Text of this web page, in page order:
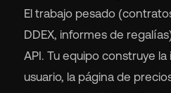
El trabajo pesado
DDEX, informes de
API. Tu equipo construye
usuario, la página de